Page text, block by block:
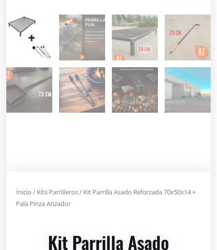
Inicio / Kits Parrilleros/ Kit Parrilla Asado Reforzada 70x50x14 +
Pala Pinza Atizador
Kit Parrilla Asado